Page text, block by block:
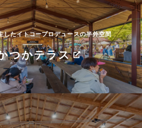
したイトコープロデュースの半外空間
つかテラス